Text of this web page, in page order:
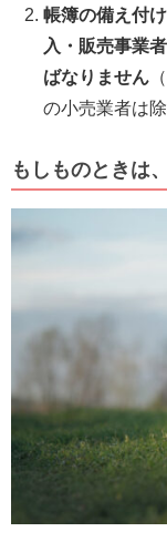
帳簿の備え付
入・販売事業
ばなりません
の小売業者は除
もしものときは